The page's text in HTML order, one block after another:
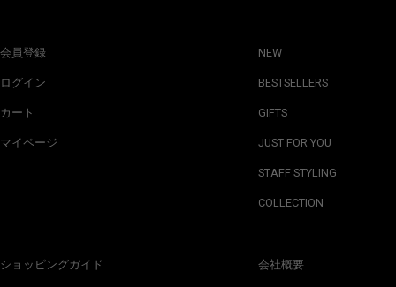
会員登録
ログイン
カート
マイページ
ショッピングガイド
NEW
BESTSELLERS
GIFTS
JUST FOR YOU
STAFF STYLING
COLLECTION
会社概要